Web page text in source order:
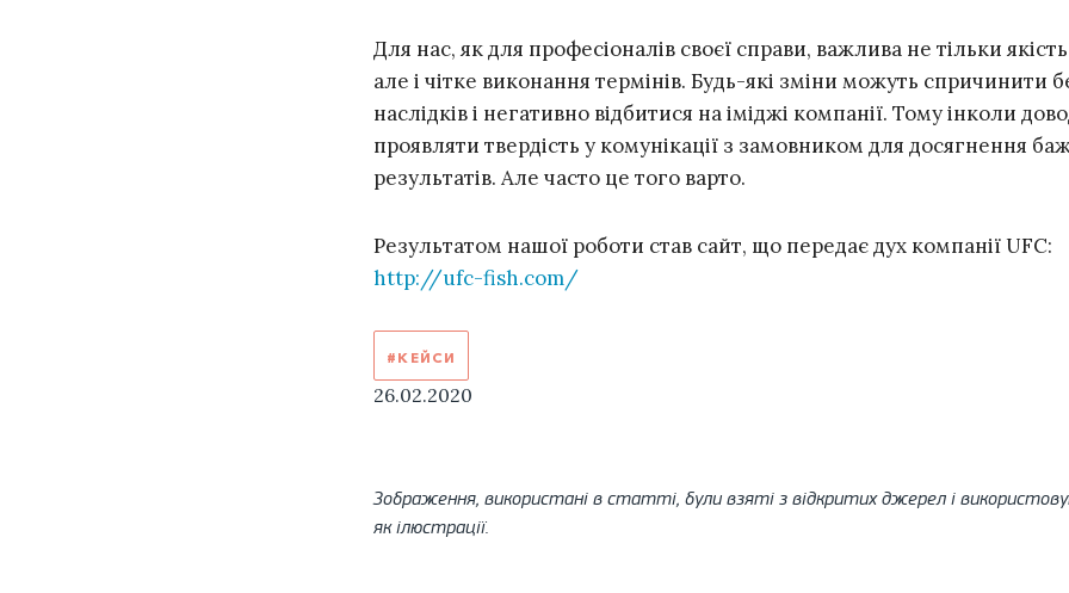
Для нас, як для професіоналів своєї справи, важлива не тільки якість
але і чітке виконання термінів. Будь-які зміни можуть спричинити
наслідків і негативно відбитися на іміджі компанії. Тому інколи
проявляти твердість у комунікації з замовником для досягнення
результатів. Але часто це того варто.
Результатом нашої роботи став сайт, що передає дух компанії UFC:
http://ufc-fish.com/
#КЕЙСИ
26.02.2020
Зображення, використані в статті, були взяті з відкритих джерел і
як ілюстрації.